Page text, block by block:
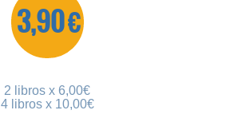
3,90 €
2 libros x 6,00€
4 libros x 10,00€